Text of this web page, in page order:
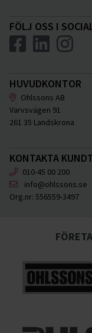
FÖLJ OSS I
HUVUDKONTOR
Ohlssons AB
Varvsvägen 91
261 35 Landskrona
KONTAKTA
010-45 00 200
info@ohlssons.se
Org.nr: 556559-3497